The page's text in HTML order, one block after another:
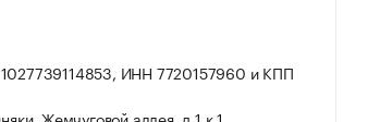
ИНН 7720157960 и КПП